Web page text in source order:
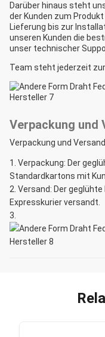
Darüber hinaus steht
der Kunden zum
Lieferung bis zur
unseren Kunden die
unser technischer
Team steht jederzeit
Verpackung und
Verpackung und
Verpackung: Der
Standardkartons mit
Versand: Der
Expresskurier versandt.